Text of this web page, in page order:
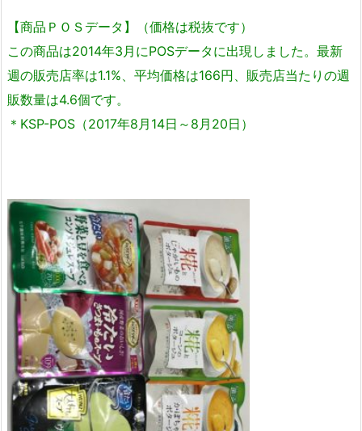
【商品ＰＯＳデータ】（価格は税抜です）
この商品は2014年3月にPOSデータに出現しました。最新
週の販売店率は1.1%、平均価格は166円、販売店当たりの週
販数量は4.6個です。
＊KSP-POS（2017年8月14日～8月20日）